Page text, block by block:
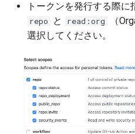
トークンを発行する際
repo と read:org
（
選択してください。